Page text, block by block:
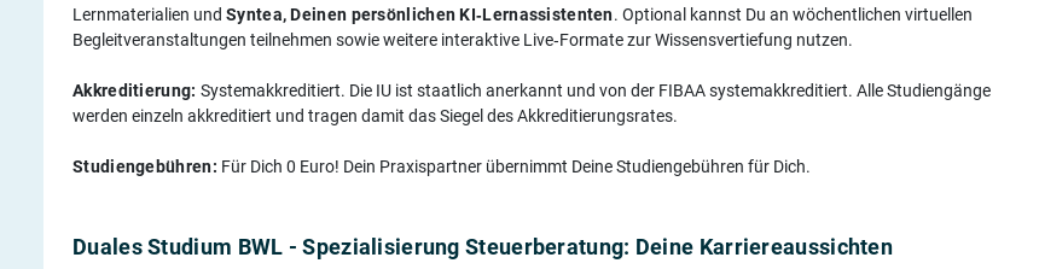
Lernmaterialien und Syntea, Deinen persönlichen KI‑Lernassistenten. Optional kannst Du an wöchentlichen virtuellen
Begleitveranstaltungen teilnehmen sowie weitere interaktive Live‑Formate zur Wissensvertiefung nutzen.
Akkreditierung: Systemakkreditiert. Die IU ist staatlich anerkannt und von der FIBAA systemakkreditiert. Alle Studiengänge
werden einzeln akkreditiert und tragen damit das Siegel des Akkreditierungsrates.
Studiengebühren: Für Dich 0 Euro! Dein Praxispartner übernimmt Deine Studiengebühren für Dich.
Duales Studium BWL - Spezialisierung Steuerberatung: Deine Karriereaussichten